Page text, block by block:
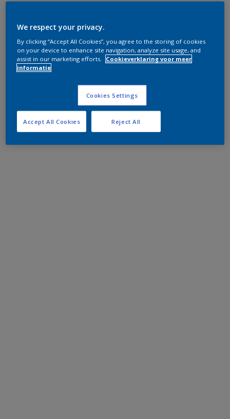
We respect your privacy.
By clicking “Accept All Cookies”, you agree to the storing of cookies
on your device to enhance site navigation, analyze site usage, and
assist in our marketing efforts.
Cookieverklaring voor meer
informatie
Cookies Settings
Reject All
Accept All Cookies